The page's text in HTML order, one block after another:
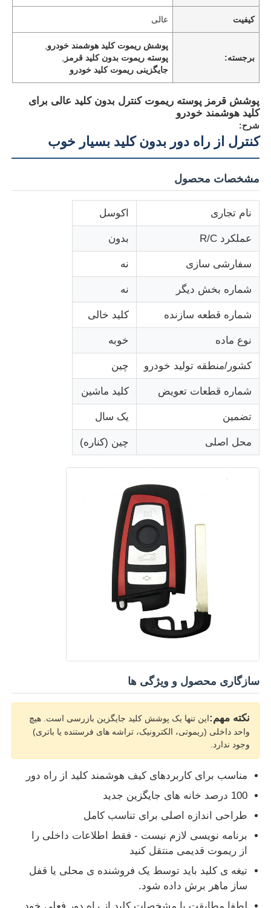
کنترل کیفیت
اخبار
همه موارد
کلیدهای خودرو
کیفیت عالی
برجسته:
پوشش ریموت کلید هوشمند خودرو
پوسته ریموت بدون کلید قرمز
جایگزینی ریموت کلید خودرو
پوشش قرمز پوسته ریموت کنترل بدون کلید عالی برای
کلید هوشمند خودرو
شرح:
کنترل از راه دور بدون کليد بسيار خوب
مشخصات محصول
نام تجاری اکوسل
عملکرد R/C بدون
سفارشی سازی نه
شماره بخش دیگر نه
شماره قطعه سازنده کلید خالی
نوع ماده خوبه
کشور/منطقه تولید خودرو چین
شماره قطعات تعویض کليد ماشين
تضمین یک سال
محل اصلی چین (کناره)
سازگاری محصول و ویژگی ها
نکته مهم:این تنها یک پوشش کلید جایگزین بازرسی است. هیچ
واحد داخلی (ریموتی، الکترونیک، تراشه های فرستنده یا باتری)
وجود ندارد.
مناسب برای کاربردهای کیف هوشمند کلید از راه دور
100 درصد خانه های جایگزین جدید
طراحی اندازه اصلی برای تناسب کامل
برنامه نویسی لازم نیست - فقط اطلاعات داخلی را
از ریموت قدیمی منتقل کنید
تیغه ی کلید باید توسط یک فروشنده ی محلی یا قفل
ساز ماهر برش داده شود.
لطفا مطابقت با مشخصات کلید از راه دور فعلی خود